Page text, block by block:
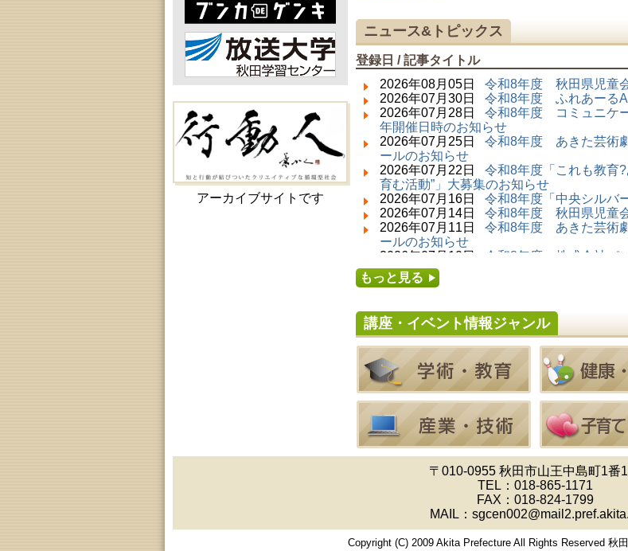
アーカイブサイトです
2026年06月02日 ～ 2026年11月30日 (秋田
令和8年度前期「かぞくぶっくぱっく」
2026年06月06日 ～ 2026年10月17日 (秋田
令和8年度 あきたスマートカレッジD講座
災講座～自助力と共助力を高める～」
2026年06月27日 ～ 2026年09月05日 (秋田
令和8年度 あきたスマートカレッジB講座
議ファシリテーター講座 ～熟議をつくろう
～」
2026年07月01日 ～ 2026年09月23日 (仙北
千葉克介写真展 ～自然の息吹～
2026年07月11日 ～ 2026年08月30日 (秋田
特別展「わけあって絶滅しました。展」
2026年07月14日 ～ 2026年08月23日 (秋田
子どもの読書活動推進事業「夏休みは図書
行こう－みんなの読みたい！知りたい！学
い！をお手伝いします－」（資料展示）
美郷町学友館特別展「加藤明見 森に生きる
音と会話を楽しむ朝の図書館
2026年08月01日 ～ 2026年08月23日 (秋田
乳幼児・青少年教育「図書館クイズラリー
2026年08月01日 ～ 2026年09月23日 (秋田
おかえりなさい！佐竹本三十六歌仙絵とゆ
の名品
清澄コレクション未公開絵画展
2026年08月01日 ～ 2026年09月23日 (秋田
佐竹氏の名宝、雄大なる歴史を想う～武と
2026年08月01日 ～ 2026年08月30日 (秋田
乳幼児・青少年教育「夏休み資料展示」
2026年08月01日 ～ 2026年08月25日 (秋田
工房雑がみランド2026
2026年08月01日 ～ 2026年08月23日 (秋田
子どもの読書活動推進事業「夏休みは図書
ニュース&トピックス
登録日 / 記事タイトル
2026年08月05日 令和8年度 秋田県児童
2026年07月30日 令和8年度 ふれあーる
2026年07月28日 令和8年度 コミュニケ
年開催日時のお知らせ
2026年07月25日 令和8年度 あきた芸術
ールのお知らせ
2026年07月22日 令和8年度「これも教育
育む活動”」大募集のお知らせ
2026年07月16日 令和8年度「中央シルバ
2026年07月14日 令和8年度 秋田県児童
2026年07月11日 令和8年度 あきた芸術
ールのお知らせ
2026年07月10日
令和8年度 株式会社パ
せ
2026年07月10日
もっと見る
講座・イベント情報ジャンル
〒010-0955 秋田市山王中島町1番
TEL： 018-865-1171
FAX：018-824-1799
MAIL：
Copyright (C) 2009 Akita Prefecture All Rights Reserved 秋